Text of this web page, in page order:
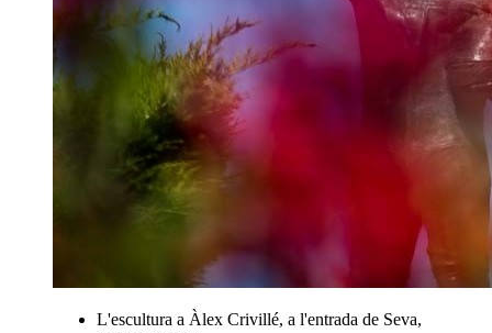
L'escultura a Àlex Crivillé, a l'entrada de Seva,